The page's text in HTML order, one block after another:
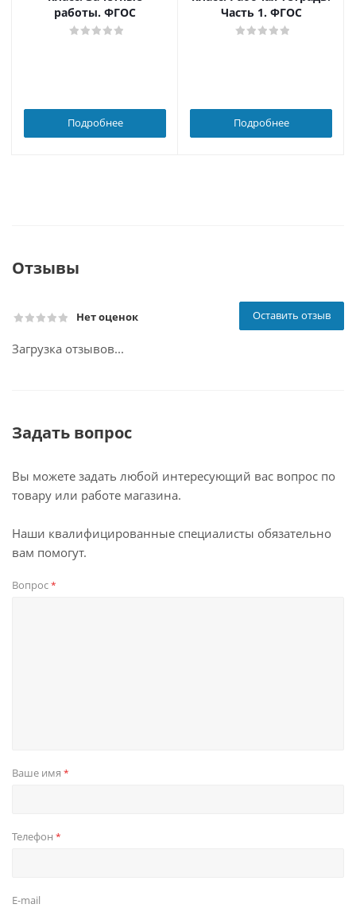
работы. ФГОС
Подробнее
Часть 1. ФГОС
Подробнее
Отзывы
Нет оценок Оставить отзыв
Загрузка отзывов...
Задать вопрос
Вы можете задать любой интересующий вас вопрос по
товару или работе магазина.
Наши квалифицированные специалисты обязательно
вам помогут.
Вопрос*
Ваше имя *
Телефон *
E-mail